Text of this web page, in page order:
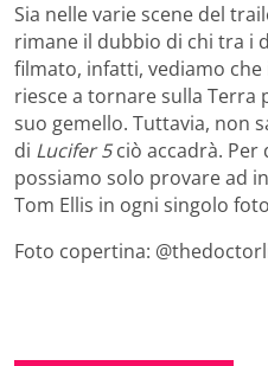
Sia nelle varie scene del
rimane il dubbio di chi tra i
filmato, infatti, vediamo
riesce a tornare sulla Terra
suo gemello. Tuttavia, non
di Lucifer 5ciò accadrà. Per
possiamo solo provare ad
Tom Ellis in ogni singolo
Foto copertina: